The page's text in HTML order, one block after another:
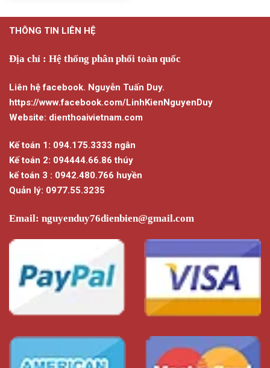
THÔNG TIN LIÊN HỆ
Địa chỉ : Hệ thống phân phối toàn quốc
Liên hệ facebook. Nguyễn Tuấn Duy.
https://www.facebook.com/LinhKienNguyenDuy
Website: dienthoaivietnam.com
Kế toán 1: 094.175.3333 ngân
Kế toán 2: 094444.66.86 thúy
kế toán 3 : 0942.480.766 huyền
Quản lý: 0977.55.3235
Email: nguyenduy76dienbien@gmail.com